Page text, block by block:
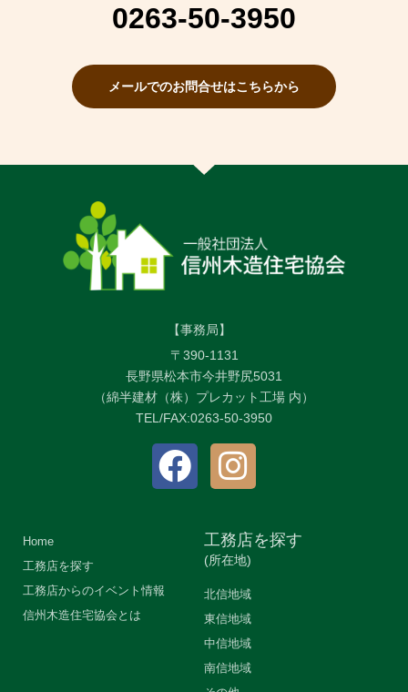
0263-50-3950
メールでのお問合せはこちらから
【事務局】
〒390-1131
長野県松本市今井野尻5031
（綿半建材（株）プレカット工場 内）
TEL/FAX:0263-50-3950
Home
工務店を探す
工務店からのイベント情報
信州木造住宅協会とは
工務店を探す
(所在地)
北信地域
東信地域
中信地域
南信地域